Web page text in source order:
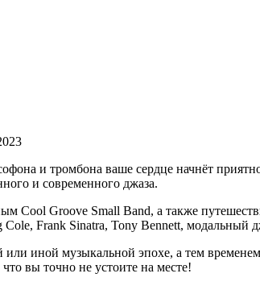
и тромбона ваше сердце начнёт
и современного джаза.
Cool Groove Small Band, а также
Frank Sinatra, Tony Bennett, модальный
иной музыкальной эпохе, а тем
вы точно не устоите на месте!